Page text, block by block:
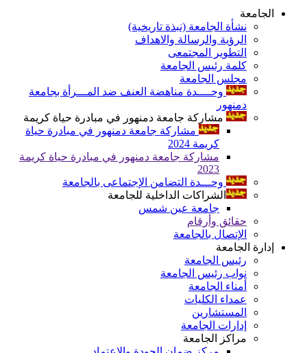
الجامعة
نشأة الجامعة (نبذة تاريخية)
الرؤية والرسالة والاهداف
التطوير المجتمعى
كلمة رئيس الجامعة
مجلس الجامعة
وحــــدة مناهضة العنف ضد المـــرأة بجامعة
دمنهور
مشاركة جامعة دمنهور في مبادرة حياة كريمة
مشاركة جامعة دمنهور في مبادرة حياة
كريمة 2024
مشاركة جامعة دمنهور في مبادرة حياة كريمة
2023
وحـــدة التضامن الإجتماعى بالجامعة
الشراكات الداخلية للجامعة
جامعة عين شمس
حقائق وأرقام
الإتصال بالجامعة
إدارة الجامعة
رئيس الجامعة
نواب رئيس الجامعة
أمناء الجامعة
عمداء الكليات
المستشارين
إدارات الجامعة
مراكز الجامعة